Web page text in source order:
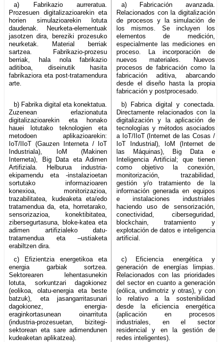
a) Fabrikazio aurreratua.
Prozesuen digitalizazioarekin eta
horien simulazioarekin lotuta
daudenak. Neurketa-elementuak
jasotzen dira, bereziki prozesuko
neurketak. Material berriak
sartzea. Fabrikazio-prozesu
berriak, hala nola fabrikazio
aditiboa, diseinutik hasita
fabrikaziora eta post-tratamendura
arte.
a) Fabricación avanzada.
Relacionados con la digitalización
de procesos y la simulación de
los mismos. Se incluyen los
elementos de medición,
especialmente las mediciones en
proceso. La incorporación de
nuevos materiales. Nuevos
procesos de fabricación como la
fabricación aditiva, abarcando
desde el diseño hasta la propia
fabricación y postprocesado.
b) Fabrika digital eta konektatua.
Zuzenean erlazionatuta
digitalizazioarekin eta honako
hauei lotutako teknologien eta
metodoen aplikazioarekin:
IoT/IIoT (Gauzen Interneta / IoT
Industriala), IoM (Makinen
Interneta), Big Data eta Adimen
Artifiziala. Helburua industria-
ekipamendu eta -instalazioetan
sortutako informazioaren
konexioa, monitorizazioa,
trazabilitatea, kudeaketa eta/edo
tratamendua da, eta, horretarako,
sensorizazioa, konektibitatea,
zibersegurtasuna, bloke-katea eta
adimen artifizialeko datu-
tratamendua eta –ustiaketa
erabiltzen dira.
b) Fabrica digital y conectada.
Directamente relacionados con la
digitalización y la aplicación de
tecnologías y métodos asociados
a IoT/IIoT (Internet de las Cosas /
IoT Industrial), IoM (Internet de
las Máquinas), Big Data e
Inteligencia Artificial; que tienen
como objetivo la conexión,
monitorización, trazabilidad,
gestión y/o tratamiento de la
información generada en equipos
e instalaciones industriales
haciendo uso de sensorización,
conectividad, ciberseguridad,
blockchain, tratamiento y
explotación de datos e inteligencia
artificial.
c) Efizientzia energetikoa eta
energia garbiak sortzea.
Sektorearen lehentasunekin
lotuta, sorkuntzari dagokionez
(eolikoa, olatu-energia eta beste
batzuk), eta jasangarritasunari
dagokionez, energia-
eraginkortasunean oinarrituta
(industria-prozesuetan, bizitegi-
sektorean eta sare adimendunen
kudeaketan aplikatzea).
c) Eficiencia energética y
generación de energías limpias.
Relacionados con las prioridades
del sector en cuanto a generación
(eólica, undimotriz y otras), y con
lo relativo a la sostenibilidad
desde la eficiencia energética
(aplicación en procesos
industriales, en el sector
residencial y en la gestión de
redes inteligentes).